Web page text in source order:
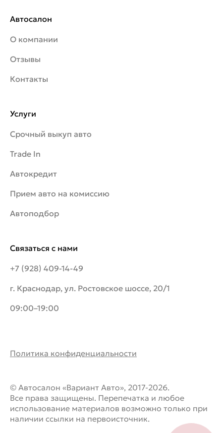
Автосалон
О компании
Отзывы
Контакты
Связаться с нами
+7 (928) 409-14-49
г. Краснодар, ул. Ростовское шоссе, 20/1
09:00–19:00
Услуги
Срочный выкуп авто
Trade In
Автокредит
Прием авто на комиссию
Автоподбор
Политика конфиденциальности
© Автосалон «Вариант Авто», 2017-2026.
Все права защищены. Перепечатка и любое
использование материалов возможно только при
наличии ссылки на первоисточник.